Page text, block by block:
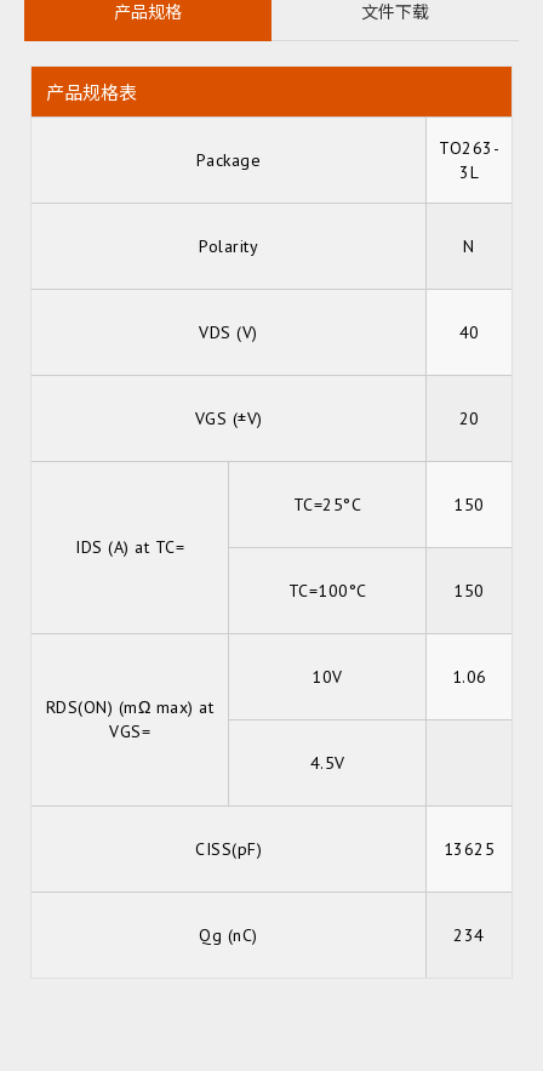
产品规格 文件下载
产品规格表
Package
TO263-
3L
Polarity N
VDS (V) 40
VGS (±V) 20
IDS (A) at TC=
TC=25°C 150
TC=100°C 150
RDS(ON) (mΩ max) at
VGS=
10V 1.06
4.5V
CISS(pF) 13625
Qg (nC) 234